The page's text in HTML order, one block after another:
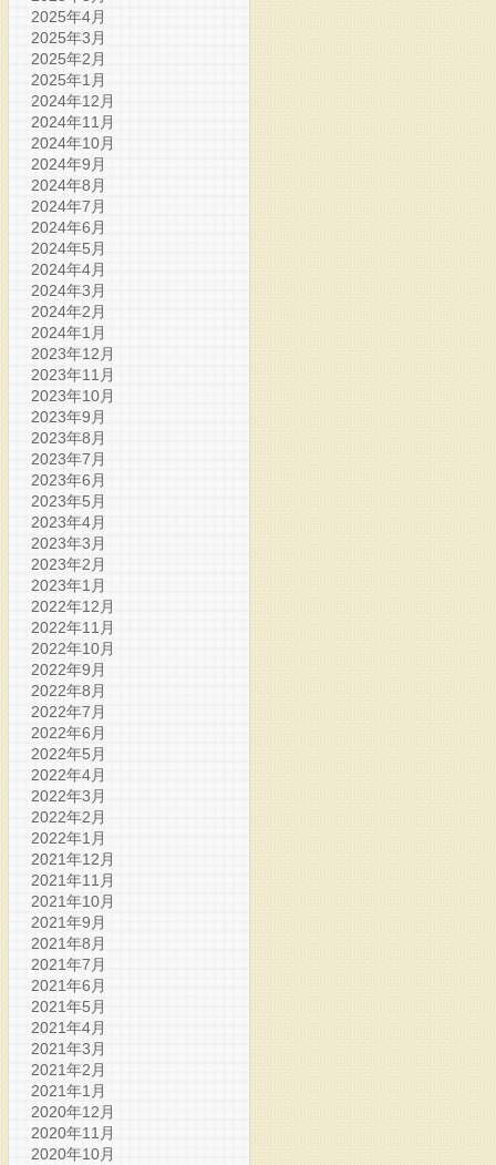
2025年4月
2025年3月
2025年2月
2025年1月
2024年12月
2024年11月
2024年10月
2024年9月
2024年8月
2024年7月
2024年6月
2024年5月
2024年4月
2024年3月
2024年2月
2024年1月
2023年12月
2023年11月
2023年10月
2023年9月
2023年8月
2023年7月
2023年6月
2023年5月
2023年4月
2023年3月
2023年2月
2023年1月
2022年12月
2022年11月
2022年10月
2022年9月
2022年8月
2022年7月
2022年6月
2022年5月
2022年4月
2022年3月
2022年2月
2022年1月
2021年12月
2021年11月
2021年10月
2021年9月
2021年8月
2021年7月
2021年6月
2021年5月
2021年4月
2021年3月
2021年2月
2021年1月
2020年12月
2020年11月
2020年10月